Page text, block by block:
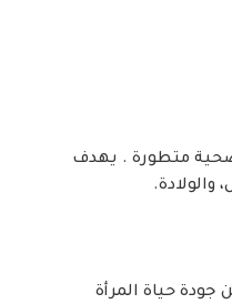
صحية متطورة . يهدف
والولادة.
حياة المرأة